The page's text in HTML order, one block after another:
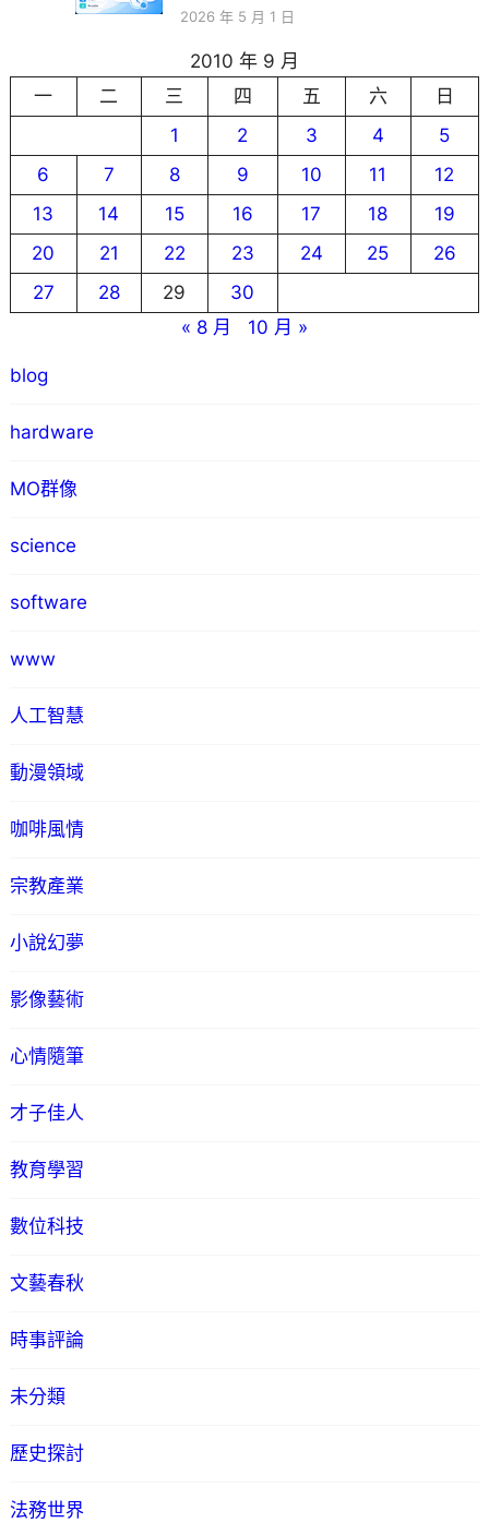
2026 年 5 月 1 日
2010 年 9 月
一
二 三 四 五 六
日
1
2 3 4
5
6
7 8 9 10 11
12
13
14 15 16 17 18
19
20
21 22 23 24 25
26
27
28 29
30
« 8 月
10 月 »
blog
hardware
MO群像
science
software
www
人工智慧
動漫領域
咖啡風情
宗教產業
小說幻夢
影像藝術
心情隨筆
才子佳人
教育學習
數位科技
文藝春秋
時事評論
未分類
歷史探討
法務世界